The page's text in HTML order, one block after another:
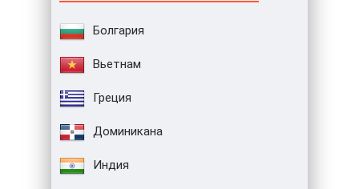
Болгария
Вьетнам
Греция
Доминикана
Индия